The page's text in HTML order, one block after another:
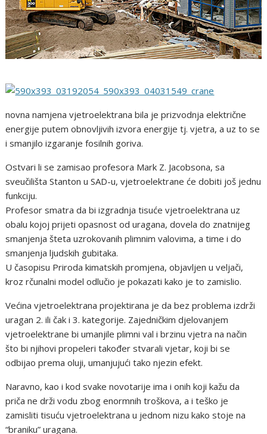
novna namjena vjetroelektrana bila je prizvodnja električne
energije putem obnovljivih izvora energije tj. vjetra, a uz to se
i smanjilo izgaranje fosilnih goriva.
Ostvari li se zamisao profesora Mark Z. Jacobsona, sa
sveučilišta Stanton u SAD-u, vjetroelektrane će dobiti još jednu
funkciju.
Profesor smatra da bi izgradnja tisuće vjetroelektrana uz
obalu kojoj prijeti opasnost od uragana, dovela do znatnijeg
smanjenja šteta uzrokovanih plimnim valovima, a time i do
smanjenja ljudskih gubitaka.
U časopisu Priroda kimatskih promjena, objavljen u veljači,
kroz rčunalni model odlučio je pokazati kako je to zamislio.
Većina vjetroelektrana projektirana je da bez problema izdrži
uragan 2. ili čak i 3. kategorije. Zajedničkim djelovanjem
vjetroelektrane bi umanjile plimni val i brzinu vjetra na način
što bi njihovi propeleri također stvarali vjetar, koji bi se
odbijao prema oluji, umanjujući tako njezin efekt.
Naravno, kao i kod svake novotarije ima i onih koji kažu da
priča ne drži vodu zbog enormnih troškova, a i teško je
zamisliti tisuću vjetroelektrana u jednom nizu kako stoje na
“braniku” uragana.